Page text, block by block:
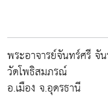
พระอาจารย์จันทร์ศรี จั
วัดโพธิสมภรณ์
อ.เมือง จ.อุดรธานี